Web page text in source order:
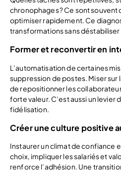
chronophages ? Ce sont souvent
optimiser rapidement. Ce
transformations sans déstabiliser
Former et reconvertir en
L’automatisation de certaines
suppression de postes. Miser
de repositionner les
forte valeur. C’est aussi un levier
fidélisation.
Créer une culture positive
Instaurer un climat de confiance
choix, impliquer les salariés et
renforce l’adhésion. Une